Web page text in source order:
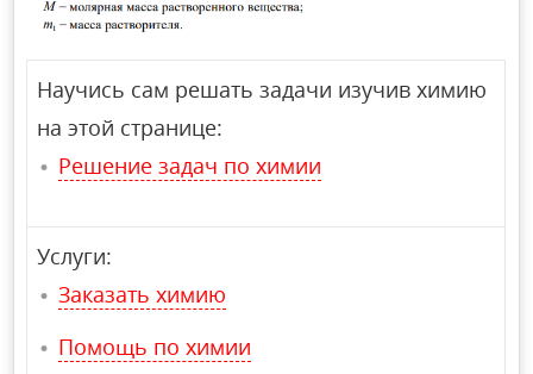
Научись сам решать задачи изучив химию
на этой странице:
Решение задач по химии
Услуги:
Заказать химию
Помощь по химии